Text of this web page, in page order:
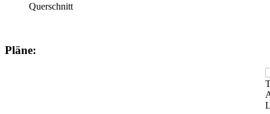
Quer­schnitt
Pläne: